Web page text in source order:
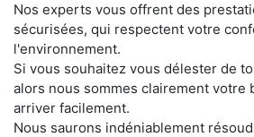
Nos experts vous offrent des
sécurisées, qui respectent votre
l'environnement.
Si vous souhaitez vous délester de
alors nous sommes clairement votre
arriver facilement.
Nous saurons indéniablement